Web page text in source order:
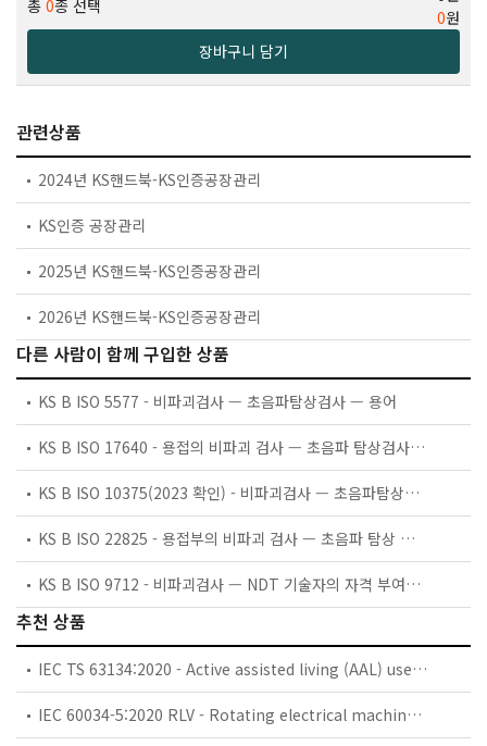
총 0종 선택
0원
장바구니 담기
관련상품
2024년 KS핸드북-KS인증공장관리
KS인증 공장관리
2025년 KS핸드북-KS인증공장관리
2026년 KS핸드북-KS인증공장관리
다른 사람이 함께 구입한 상품
KS B ISO 5577 - 비파괴검사 — 초음파탐상검사 — 용어
KS B ISO 17640 - 용접의 비파괴 검사 — 초음파 탐상검사 — 기법, 검사 등급 및 평가
KS B ISO 10375(2023 확인) - 비파괴검사 — 초음파탐상검사 — 탐촉자와 음장 특성 평가
KS B ISO 22825 - 용접부의 비파괴 검사 — 초음파 탐상 검사 — 오스테나이트 철강 및 니켈 베이스 합금의 용접부의 검사
KS B ISO 9712 - 비파괴검사 — NDT 기술자의 자격 부여와 자격 인증
추천 상품
IEC TS 63134:2020 - Active assisted living (AAL) use cases
IEC 60034-5:2020 RLV - Rotating electrical machines - Part 5: Degrees of protection provided by the integral design of rotating electrical machines (IP code) - Classification